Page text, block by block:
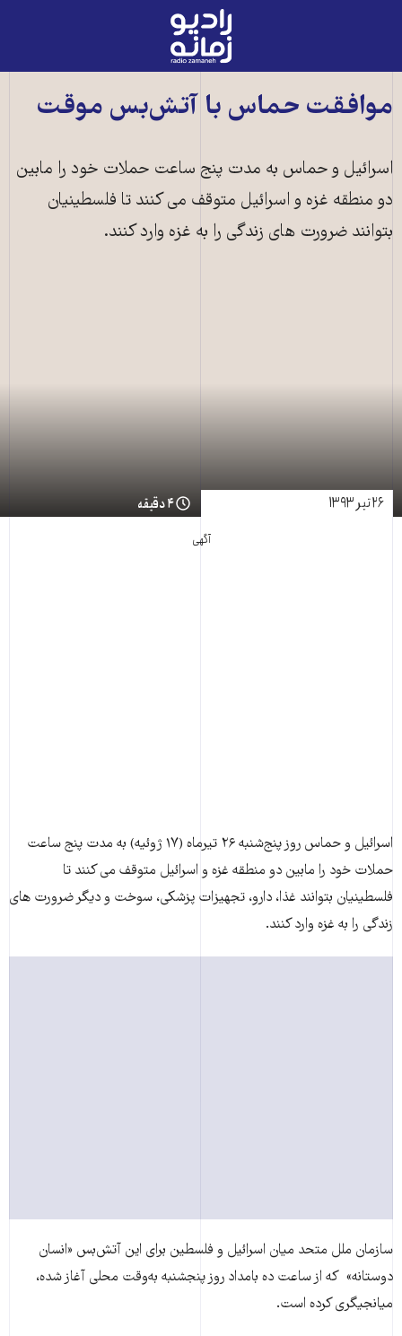
رادیو
زمانه
صفحه
موافقت حماس با آتش‌بس موقت
اسرائیل و حماس به مدت پنج ساعت حملات خود را مابین
دو منطقه غزه و اسرائیل متوقف می کنند تا فلسطینیان
بتوانند ضرورت های زندگی را به غزه وارد کنند.
۲۶ تیر ۱۳۹۳ ۴ دقیقه
آگهی
اسرائیل و حماس روز پنج‌شنبه ۲۶ تیرماه (۱۷ ژوئیه) به مدت پنج ساعت
حملات خود را مابین دو منطقه غزه و اسرائیل متوقف می کنند تا
فلسطینیان بتوانند غذا، دارو، تجهیزات پزشکی، سوخت و دیگر ضرورت های
زندگی را به غزه وارد کنند.
سازمان ملل متحد میان اسرائیل و فلسطین برای این آتش‌بس «انسان
دوستانه» که از ساعت ده بامداد روز پنجشنبه به‌وقت محلی آغاز شده،
میانجیگری کرده است.